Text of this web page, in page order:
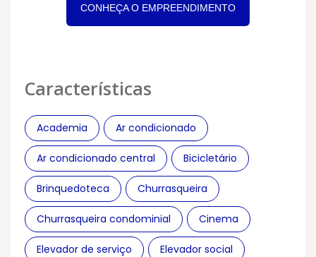
CONHEÇA O EMPREENDIMENTO
Características
Academia Ar condicionado
Ar condicionado central Bicicletário
Brinquedoteca Churrasqueira
Churrasqueira condominial Cinema
Elevador de serviço Elevador social